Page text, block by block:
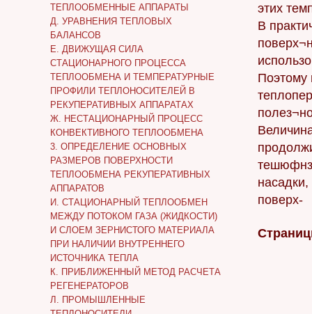
этих
В
поверх-
ТЕПЛООБМЕННЫЕ АППАРАТЫ
Д. УРАВНЕНИЯ ТЕПЛОВЫХ
БАЛАНСОВ
Е. ДВИЖУЩАЯ СИЛА
СТАЦИОНАРНОГО ПРОЦЕССА
ТЕПЛООБМЕНА И ТЕМПЕРАТУРНЫЕ
ПРОФИЛИ ТЕПЛОНОСИТЕЛЕЙ В
РЕКУПЕРАТИВНЫХ АППАРАТАХ
Ж. НЕСТАЦИОНАРНЫЙ ПРОЦЕСС
КОНВЕКТИВНОГО ТЕПЛООБМЕНА
3. ОПРЕДЕЛЕНИЕ ОСНОВНЫХ
РАЗМЕРОВ ПОВЕРХНОСТИ
ТЕПЛООБМЕНА РЕКУПЕРАТИВНЫХ
АППАРАТОВ
И. СТАЦИОНАРНЫЙ ТЕПЛООБМЕН
МЕЖДУ ПОТОКОМ ГАЗА (ЖИДКОСТИ)
И СЛОЕМ ЗЕРНИСТОГО МАТЕРИАЛА
ПРИ НАЛИЧИИ ВНУТРЕННЕГО
ИСТОЧНИКА ТЕПЛА
К. ПРИБЛИЖЕННЫЙ МЕТОД РАСЧЕТА
РЕГЕНЕРАТОРОВ
Л. ПРОМЫШЛЕННЫЕ